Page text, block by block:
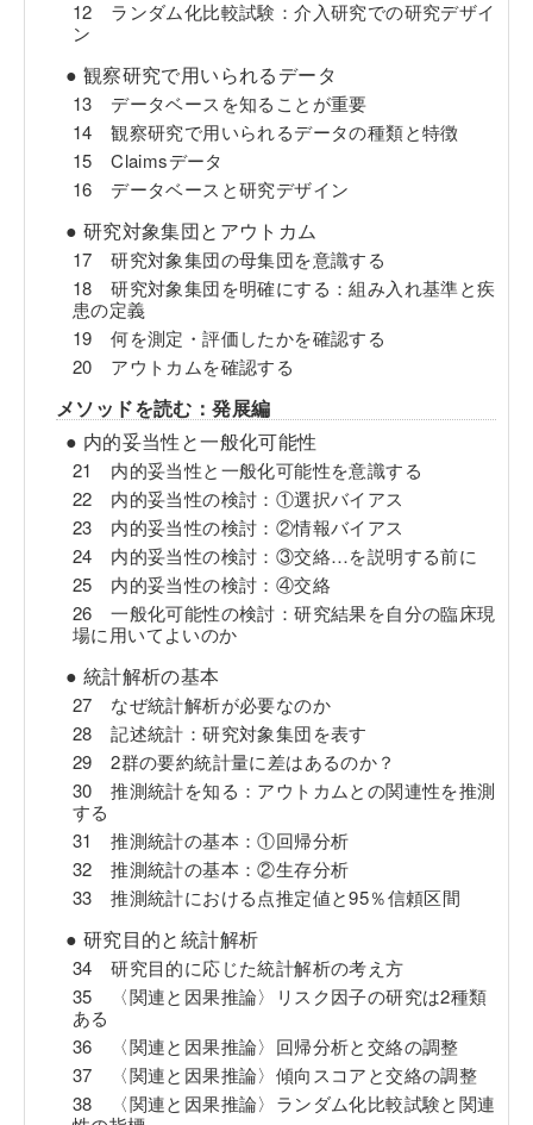
12 ランダム化比較試験：介入研究での研究デザイ
ン
● 観察研究で用いられるデータ
13 データベースを知ることが重要
14 観察研究で用いられるデータの種類と特徴
15 Claimsデータ
16 データベースと研究デザイン
● 研究対象集団とアウトカム
17 研究対象集団の母集団を意識する
18 研究対象集団を明確にする：組み入れ基準と疾
患の定義
19 何を測定・評価したかを確認する
20 アウトカムを確認する
メソッドを読む：発展編
● 内的妥当性と一般化可能性
21 内的妥当性と一般化可能性を意識する
22 内的妥当性の検討：①選択バイアス
23 内的妥当性の検討：②情報バイアス
24 内的妥当性の検討：③交絡…を説明する前に
25 内的妥当性の検討：④交絡
26 一般化可能性の検討：研究結果を自分の臨床現
場に用いてよいのか
● 統計解析の基本
27 なぜ統計解析が必要なのか
28 記述統計：研究対象集団を表す
29 2群の要約統計量に差はあるのか？
30 推測統計を知る：アウトカムとの関連性を推測
する
31 推測統計の基本：①回帰分析
32 推測統計の基本：②生存分析
33 推測統計における点推定値と95％信頼区間
● 研究目的と統計解析
34 研究目的に応じた統計解析の考え方
35 〈関連と因果推論〉リスク因子の研究は2種類
ある
36 〈関連と因果推論〉回帰分析と交絡の調整
37 〈関連と因果推論〉傾向スコアと交絡の調整
38 〈関連と因果推論〉ランダム化比較試験と関連